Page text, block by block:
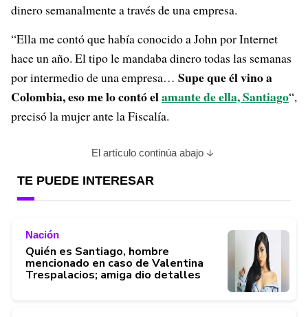
dinero semanalmente a través de una empresa.
“Ella me contó que había conocido a John por Internet
hace un año. El tipo le mandaba dinero todas las semanas
por intermedio de una empresa… Supe que él vino a
Colombia, eso me lo contó elamante de ella, Santiago“,
precisó la mujer ante la Fiscalía.
El artículo continúa abajo
TE PUEDE INTERESAR
Nación
Quién es Santiago, hombre
mencionado en caso de Valentina
Trespalacios; amiga dio detalles